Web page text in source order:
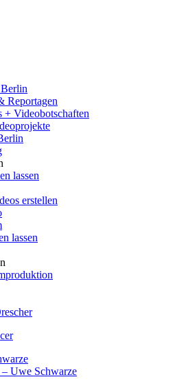
Reportagen
Videobotschaften
lassen
erstellen
lassen